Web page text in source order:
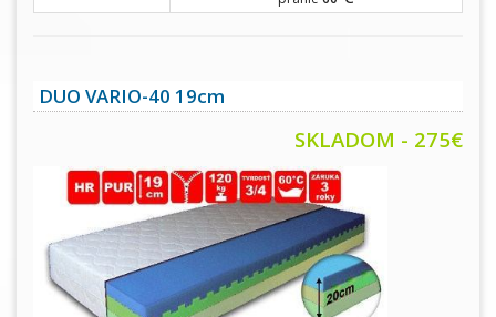
DUO VARIO-40 19cm
SKLADOM - 275€